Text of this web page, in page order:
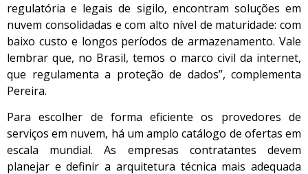
regulatória e legais de sigilo, encontram soluções em
nuvem consolidadas e com alto nível de maturidade: com
baixo custo e longos períodos de armazenamento. Vale
lembrar que, no Brasil, temos o marco civil da internet,
que regulamenta a proteção de dados”, complementa
Pereira.
Para escolher de forma eficiente os provedores de
serviços em nuvem, há um amplo catálogo de ofertas em
escala mundial. As empresas contratantes devem
planejar e definir a arquitetura técnica mais adequada